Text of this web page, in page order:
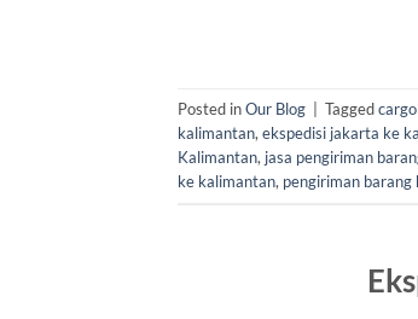
Posted inOur Blog Tagged
kalimantan, ekspedisi jakarta ke
Kalimantan, jasa pengiriman
ke kalimantan, pengiriman